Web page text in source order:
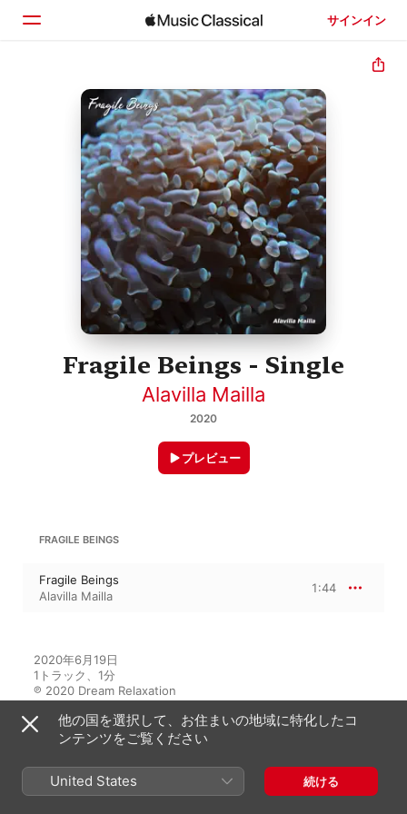
サインイン
ホーム
見つける
検索
Fragile Beings - Single
Alavilla Mailla
2020
プレビュー
FRAGILE BEINGS
Fragile Beings
Alavilla Mailla
1:44
2020年6月19日
1トラック、1分
℗ 2020 Dream Relaxation
他の国を選択して、お住まいの地域に特化したコ
ンテンツをご覧ください
United States 続ける